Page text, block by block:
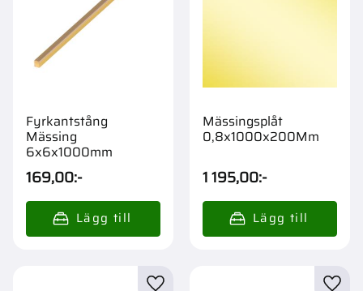
Fyrkantstång
Mässing
6x6x1000mm
169,00:-
Mässingsplåt
0,8x1000x200Mm
1 195,00:-